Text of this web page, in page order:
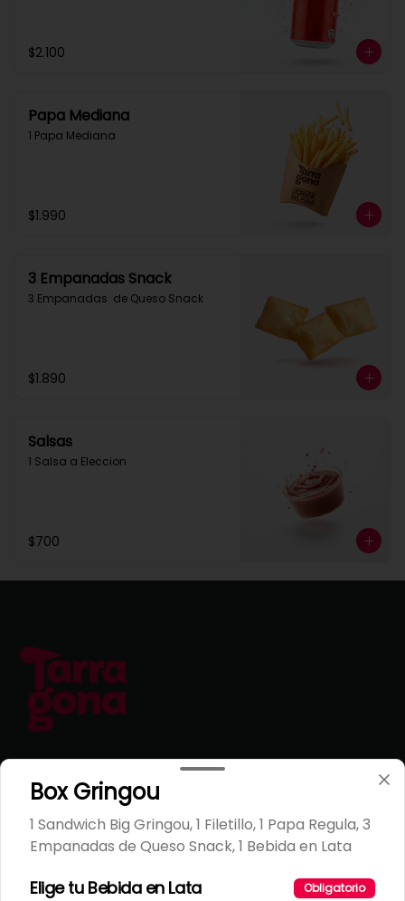
$2.100
Papa Mediana
1 Papa Mediana
$1.990
3 Empanadas Snack
3 Empanadas  de Queso Snack
$1.890
Salsas
1 Salsa a Eleccion
$700
Conócenos
Escríbenos
T&C Tarragona
Política de privacidad
Box Gringou
1 Sandwich Big Gringou, 1 Filetillo, 1 Papa Regula, 3
Empanadas de Queso Snack, 1 Bebida en Lata
Elige tu Bebida en Lata Obligatorio